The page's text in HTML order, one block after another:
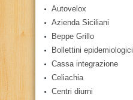
Autovelox
Azienda Siciliani
Beppe Grillo
Bollettini epidemiologici
Cassa integrazione
Celiachia
Centri diurni